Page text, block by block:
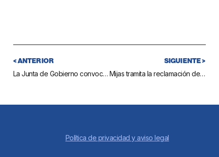
< ANTERIOR
La Junta de Gobierno convoca dos licencias de coches de caballos para La Cala
SIGUIENTE >
Mijas tramita la reclamación del aval de la urbanización Lomas del Real para concluir todas las infraestructuras
Política de privacidad y aviso legal